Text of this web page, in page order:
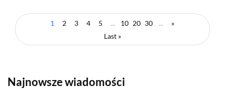
1 2 3 4 5 ... 10 20 30 ...
»
Last »
Najnowsze wiadomości